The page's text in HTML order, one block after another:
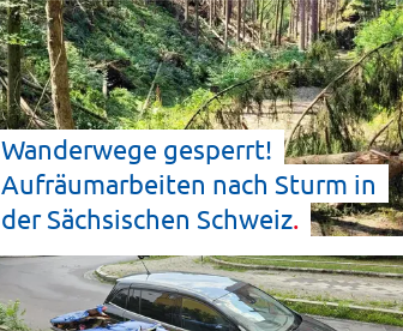
Wanderwege gesperrt!
Aufräumarbeiten nach Sturm in
der Sächsischen Schweiz